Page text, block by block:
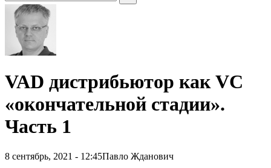
VAD дистрибьютор как VC
«окончательной стадии».
Часть 1
8 сентябрь, 2021 - 12:45Павло Жданович